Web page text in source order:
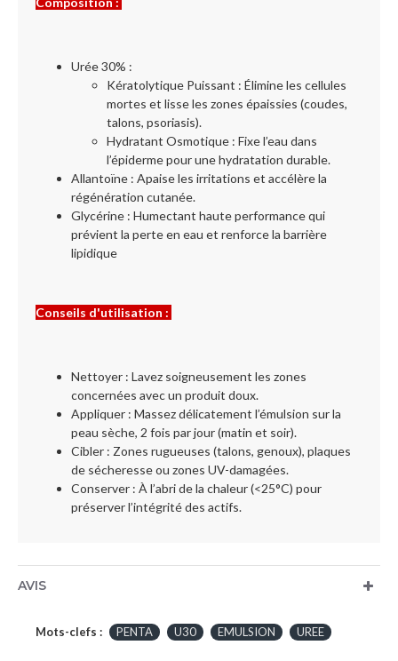
Urée 30% :
Kératolytique Puissant : Élimine les cellules
mortes et lisse les zones épaissies (coudes,
talons, psoriasis).
Hydratant Osmotique : Fixe l’eau dans
l’épiderme pour une hydratation durable.
Allantoïne : Apaise les irritations et accélère la
régénération cutanée.
Glycérine : Humectant haute performance qui
prévient la perte en eau et renforce la barrière
lipidique
Conseils d'utilisation :
Nettoyer : Lavez soigneusement les zones
concernées avec un produit doux.
Appliquer : Massez délicatement l’émulsion sur la
peau sèche, 2 fois par jour (matin et soir).
Cibler : Zones rugueuses (talons, genoux), plaques
de sécheresse ou zones UV-damagées.
Conserver : À l’abri de la chaleur (<25°C) pour
préserver l’intégrité des actifs.
AVIS
Mots-clefs : PENTA U30 EMULSION UREE